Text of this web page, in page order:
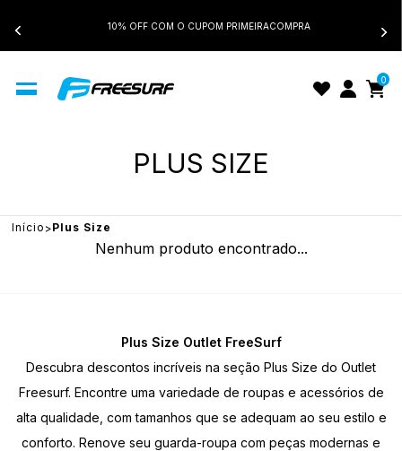
10% OFF COM O CUPOM PRIMEIRACOMPRA
0
PLUS SIZE
Início Plus Size
Nenhum produto encontrado...
Plus Size Outlet FreeSurf
Descubra descontos incríveis na seção Plus Size do Outlet
Freesurf. Encontre uma variedade de roupas e acessórios de
alta qualidade, com tamanhos que se adequam ao seu estilo e
conforto. Renove seu guarda-roupa com peças modernas e